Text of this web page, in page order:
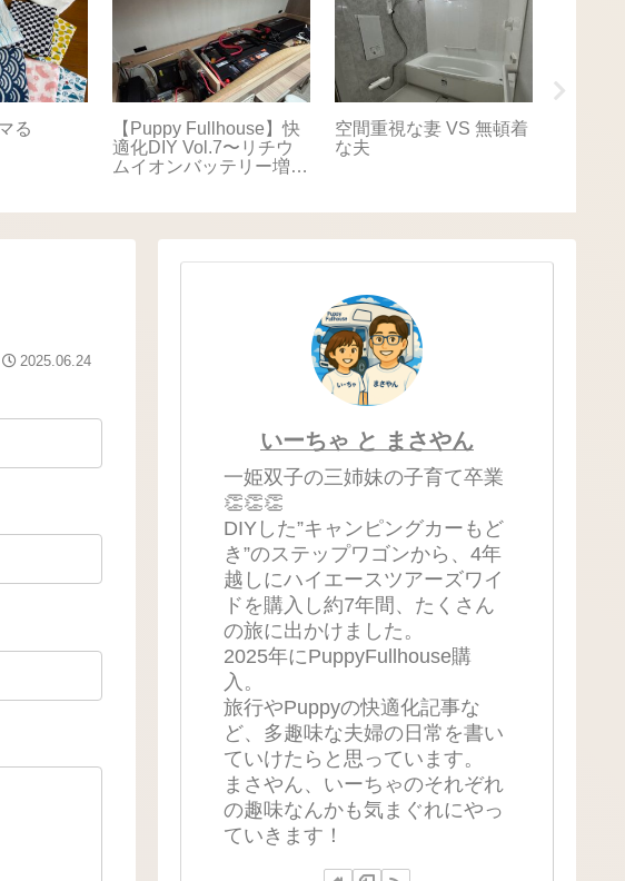
る
【Puppy Fullhouse】快
適化DIY Vol.7〜リチウ
ムイオンバッテリー増
空間重視な妻 VS 無頓着
な夫
2025.06.24
いーちゃ と まさやん
一姫双子の三姉妹の子育て卒業
👏👏👏
DIYした”キャンピングカーもど
き”のステップワゴンから、4年
越しにハイエースツアーズワイ
ドを購入し約7年間、たくさん
の旅に出かけました。
2025年にPuppyFullhouse購
入。
旅行やPuppyの快適化記事な
ど、多趣味な夫婦の日常を書い
ていけたらと思っています。
まさやん、いーちゃのそれぞれ
の趣味なんかも気まぐれにやっ
ていきます！